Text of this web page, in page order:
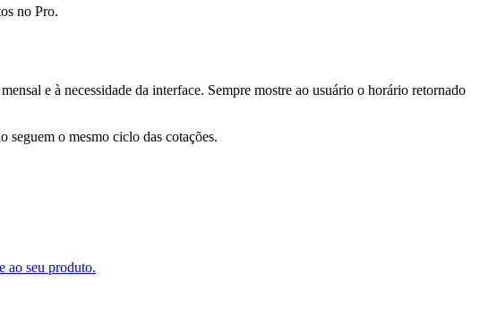
no Pro.
e à necessidade da interface. Sempre mostre ao usuário o horário retornado
seguem o mesmo ciclo das cotações.
ao seu produto.